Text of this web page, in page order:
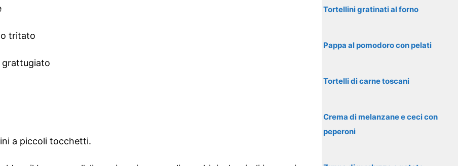
tritato
grattugiato
a piccoli tocchetti.
Tortellini gratinati al forno
Pappa al pomodoro con pelati
Tortelli di carne toscani
Crema di melanzane e ceci con
peperoni